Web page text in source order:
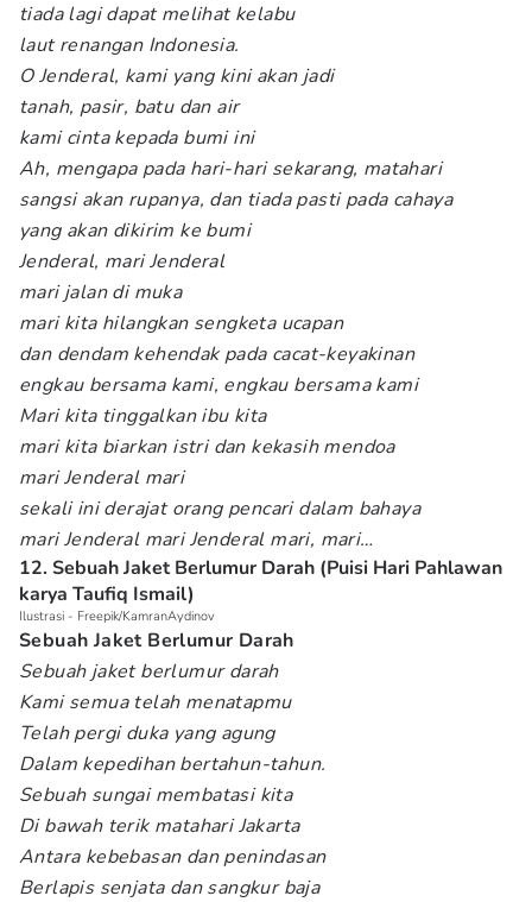
tiada lagi dapat melihat kelabu
laut renangan Indonesia.
O Jenderal, kami yang kini akan jadi
tanah, pasir, batu dan air
kami cinta kepada bumi ini
Ah, mengapa pada hari-hari sekarang, matahari
sangsi akan rupanya, dan tiada pasti pada cahaya
yang akan dikirim ke bumi
Jenderal, mari Jenderal
mari jalan di muka
mari kita hilangkan sengketa ucapan
dan dendam kehendak pada cacat-keyakinan
engkau bersama kami, engkau bersama kami
Mari kita tinggalkan ibu kita
mari kita biarkan istri dan kekasih mendoa
mari Jenderal mari
sekali ini derajat orang pencari dalam bahaya
mari Jenderal mari Jenderal mari, mari…
12. Sebuah Jaket Berlumur Darah (Puisi Hari Pahlawan
karya Taufiq Ismail)
Ilustrasi - Freepik/KamranAydinov
Sebuah Jaket Berlumur Darah
Sebuah jaket berlumur darah
Kami semua telah menatapmu
Telah pergi duka yang agung
Dalam kepedihan bertahun-tahun.
Sebuah sungai membatasi kita
Di bawah terik matahari Jakarta
Antara kebebasan dan penindasan
Berlapis senjata dan sangkur baja